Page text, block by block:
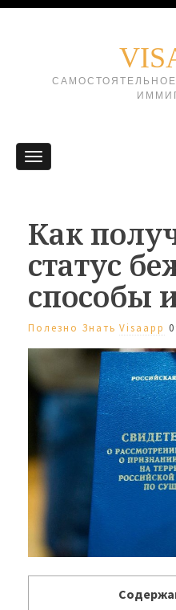
Как
статус
способы
Полезно Знать Visaapp